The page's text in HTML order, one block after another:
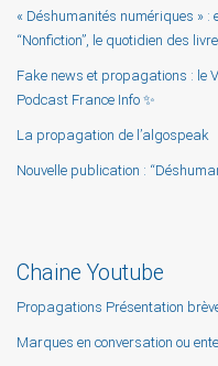
« Déshumanités numériques » :
“Nonfiction”, le quotidien des
Fake news et propagations : le
Podcast France Info ✨
La propagation de l’algospeak
Nouvelle publication :
Chaine Youtube
Propagations Présentation
Marques en conversation ou